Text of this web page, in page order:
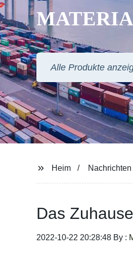
Alle Produkte
Heim Nachrichten
Das
2022-10-22 20:28:48 By :